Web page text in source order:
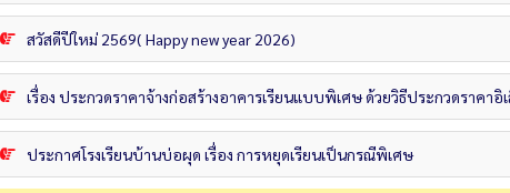
สวัสดีปีใหม่ 2569( Happy new year 2026)
เรื่อง ประกวดราคาจ้างก่อสร้างอาคารเรียนแบบพิเศษ ด้วยวิธีประกวดราคา
ประกาศโรงเรียนบ้านบ่อผุด เรื่อง การหยุดเรียนเป็นกรณีพิเศษ